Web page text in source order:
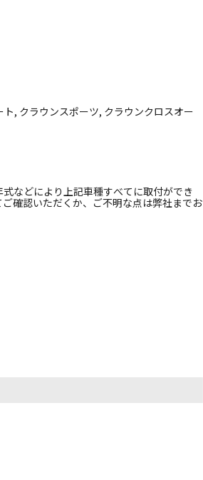
ト, クラウンスポーツ, クラウンクロスオー
などにより上記車種すべてに取付ができ
確認いただくか、ご不明な点は弊社までお